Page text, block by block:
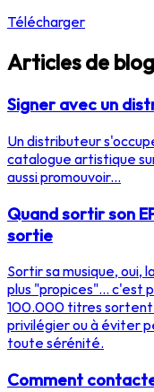
Télécharger
Articles de
Signer avec un
Un distributeur
catalogue artistique
aussi promouvoir...
Quand sortir son
sortie
Sortir sa musique, oui,
plus "propices"... c'est
100.000 titres sortent
privilégier ou à éviter
toute sérénité.
Comment